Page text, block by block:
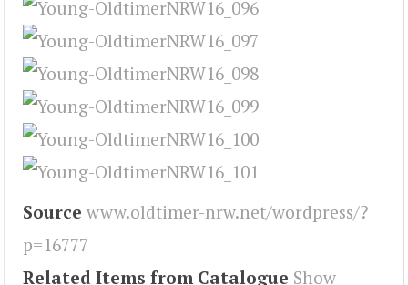
Source www.oldtimer-nrw.net/wordpress/?
p=16777
Related Items from Catalogue Show